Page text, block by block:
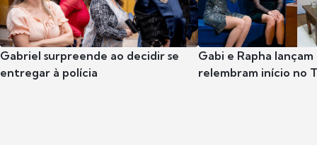
Gabriel surpreende ao decidir se
entregar à polícia
Gabi e Rapha
relembram início no